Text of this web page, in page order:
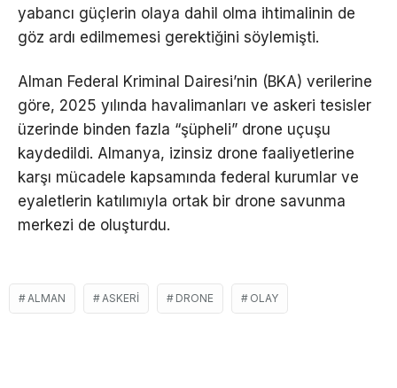
yabancı güçlerin olaya dahil olma ihtimalinin de
göz ardı edilmemesi gerektiğini söylemişti.
Alman Federal Kriminal Dairesi’nin (BKA) verilerine
göre, 2025 yılında havalimanları ve askeri tesisler
üzerinde binden fazla “şüpheli” drone uçuşu
kaydedildi. Almanya, izinsiz drone faaliyetlerine
karşı mücadele kapsamında federal kurumlar ve
eyaletlerin katılımıyla ortak bir drone savunma
merkezi de oluşturdu.
ALMAN ASKERI DRONE OLAY